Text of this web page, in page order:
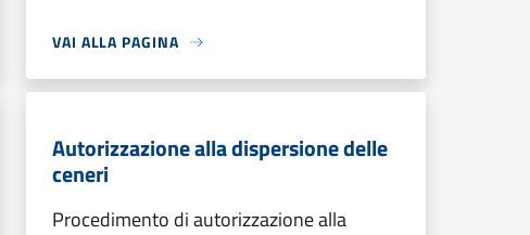
VAI ALLA PAGINA
Autorizzazione alla dispersione delle
ceneri
Procedimento di autorizzazione alla